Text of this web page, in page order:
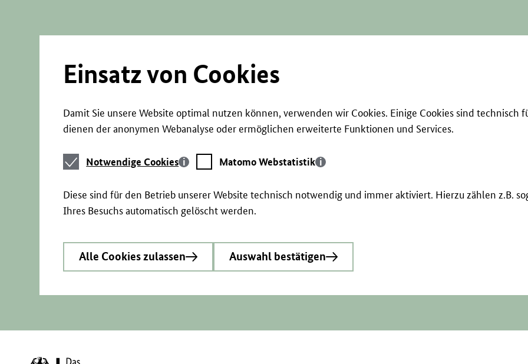
Einsatz von Cookies
Damit Sie unsere Website optimal nutzen können, verwenden wir Cookies. Einige Cookies sind technisch
dienen der anonymen Webanalyse oder ermöglichen erweiterte Funktionen und Services.
Notwendige
Cookies
Notwendige Cookies
Matomo
Webstatistik
Matomo Webstatistik
Diese sind für den Betrieb unserer Website technisch notwendig und immer aktiviert. Hierzu zählen z.B.
Ihres Besuchs automatisch gelöscht werden.
Alle Cookies zulassen Auswahl bestätigen